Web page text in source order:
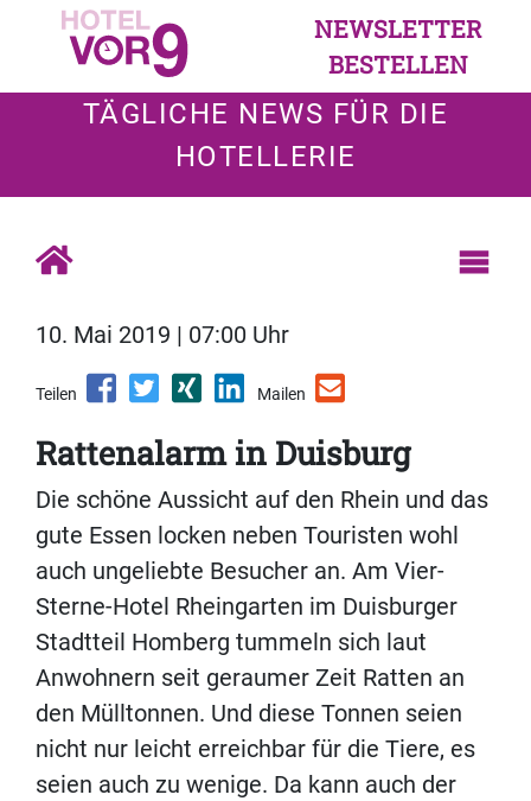
NEWSLETTER
BESTELLEN
TÄGLICHE NEWS FÜR DIE
HOTELLERIE
10. Mai 2019 | 07:00 Uhr
Teilen Mailen
Rattenalarm in Duisburg
Die schöne Aussicht auf den Rhein und das
gute Essen locken neben Touristen wohl
auch ungeliebte Besucher an. Am Vier-
Sterne-Hotel Rheingarten im Duisburger
Stadtteil Homberg tummeln sich laut
Anwohnern seit geraumer Zeit Ratten an
den Mülltonnen. Und diese Tonnen seien
nicht nur leicht erreichbar für die Tiere, es
seien auch zu wenige. Da kann auch der